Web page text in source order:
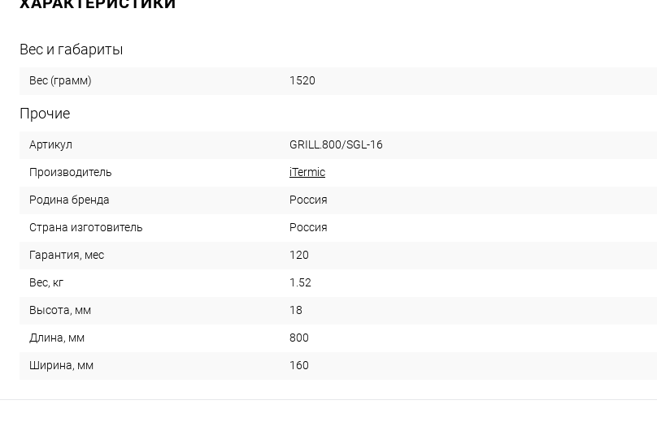
Вес и габариты
Вес (грамм) 1520
Прочие
Артикул GRILL.800/SGL-16
Производитель iTermic
Родина бренда Россия
Страна изготовитель Россия
Гарантия, мес 120
Вес, кг 1.52
Высота, мм 18
Длина, мм 800
Ширина, мм 160